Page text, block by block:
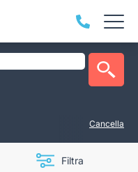
Cancella
Filtra